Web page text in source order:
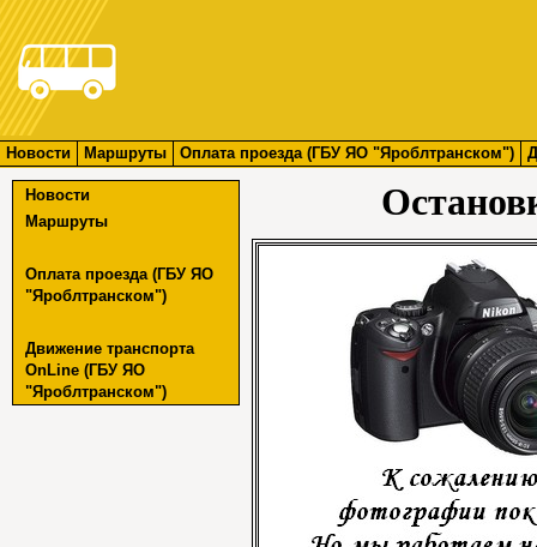
Новости Маршруты Оплата проезда (ГБУ ЯО "Яроблтранском")
Новости
Маршруты
Оплата проезда (ГБУ ЯО
"Яроблтранском")
Движение транспорта
OnLine (ГБУ ЯО
"Яроблтранском")